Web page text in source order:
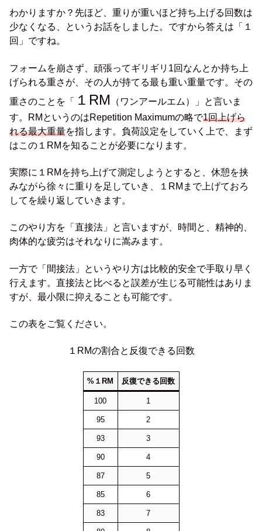
わかりますか？先ほど、重りが重いほど持ち上げる回数は
少なくなる、というお話をしました。ですから答えは「１
回」ですね。
フォームを崩さず、頑張ってギリギリ1回なんとか持ち上
げられる重さが、その人が持てる最も重い重量です。その
重さのことを「
１RM
（ワンアールエム）」と言いま
す。RMというのはRepetition Maximumの略で1回上げら
れる最大重量を指します。負荷設定をしていく上で、まず
はこの１RMを知ることが必要になります。
実際に１RMを持ち上げて測定しようとすると、休憩を挟
みながら徐々に重りを足していき、１RMまで上げておろ
してを繰り返していきます。
このやり方を「直接法」と言いますが、時間と、精神的、
肉体的な疲労はそれなりに嵩みます。
一方で「間接法」というやり方は比較的安全で手取り早く
行えます。直接法と比べると誤差が生じる可能性はありま
すが、最小限に抑えることも可能です。
この表をご覧ください。
１RMの割合と反復できる回数
%１RM 反復できる回数
100 1
95 2
93 3
90 4
87 5
85 6
83 7